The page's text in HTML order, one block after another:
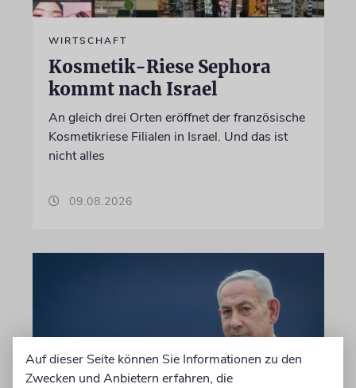
WIRTSCHAFT
Kosmetik-Riese Sephora
kommt nach Israel
An gleich drei Orten eröffnet der französische
Kosmetikriese Filialen in Israel. Und das ist
nicht alles
09.08.2026
Auf dieser Seite können Sie Informationen zu den
Zwecken und Anbietern erfahren, die